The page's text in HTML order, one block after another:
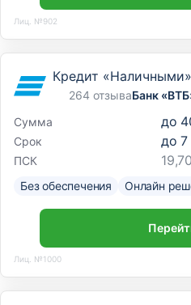
Лиц. №902
Кредит «Наличными»
264 отзываБанк
Сумма
до
Срок до7
ПСК
Без обеспечения Онлайн
Лиц. №1000